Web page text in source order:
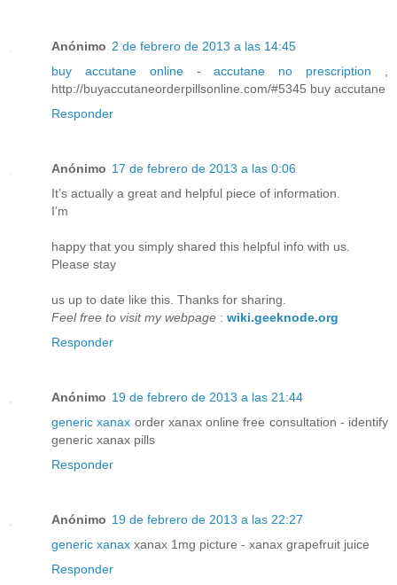
Anónimo 2 de febrero de 2013 a las 14:45
buy accutane online-accutane no prescription
http://buyaccutaneorderpillsonline.com/#5345 buy accutane
Responder
Anónimo 17 de febrero de 2013 a las 0:06
It’s actually a great and helpful piece of information.
I’m
happy that you simply shared this helpful info with us.
Please stay
us up to date like this. Thanks for sharing.
Feel free to visit my webpage : wiki.geeknode.org
Responder
Anónimo 19 de febrero de 2013 a las 21:44
generic xanax order xanax online free consultation - identify
generic xanax pills
Responder
Anónimo 19 de febrero de 2013 a las 22:27
generic xanax xanax 1mg picture - xanax grapefruit juice
Responder